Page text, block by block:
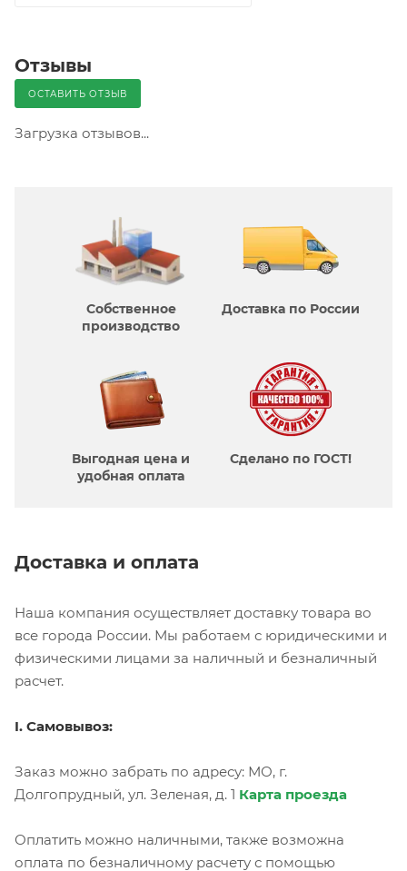
Отзывы
ОСТАВИТЬ ОТЗЫВ
Загрузка отзывов...
Собственное
производcтво
Доставка по России
Выгодная цена и
удобная оплата
Сделано по ГОСТ!
Доставка и оплата
Наша компания осуществляет доставку товара во
все города России. Мы работаем с юридическими и
физическими лицами за наличный и безналичный
расчет.
I. Самовывоз:
Заказ можно забрать по адресу: МО, г.
Долгопрудный, ул. Зеленая, д. 1 Карта проезда
Оплатить можно наличными, также возможна
оплата по безналичному расчету с помощью